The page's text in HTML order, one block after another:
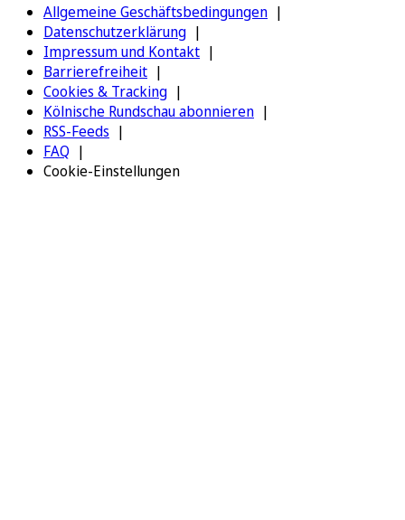
Allgemeine Geschäftsbedingungen
Datenschutzerklärung
Impressum und Kontakt
Barrierefreiheit
Cookies & Tracking
Kölnische Rundschau abonnieren
RSS-Feeds
FAQ
Cookie-Einstellungen